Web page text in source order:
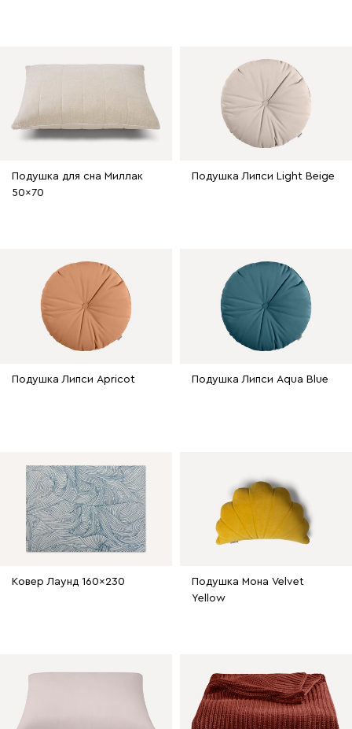
Подушка для сна Миллак
50x70
Подушка Липси Light Beige
Подушка Липси Apricot Подушка Липси Aqua Blue
Ковер Лаунд 160x230
Подушка Мона Velvet
Yellow